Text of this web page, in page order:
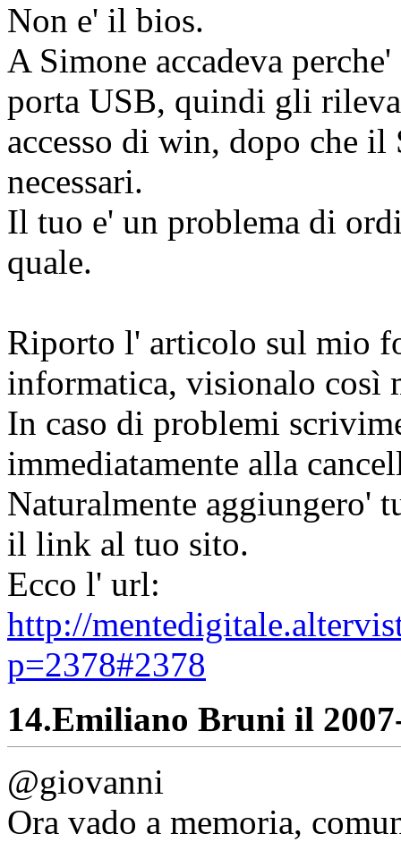
Non e' il bios.
A Simone accadeva
porta USB, quindi gli
accesso di win, dopo che
necessari.
Il tuo e' un problema di
quale.
Riporto l' articolo sul mio
informatica, visionalo così
In caso di problemi
immediatamente alla
Naturalmente aggiungero'
il link al tuo sito.
Ecco l' url:
http://
p=2378#2378
14.Emiliano Bruni il
@giovanni
Ora vado a memoria,